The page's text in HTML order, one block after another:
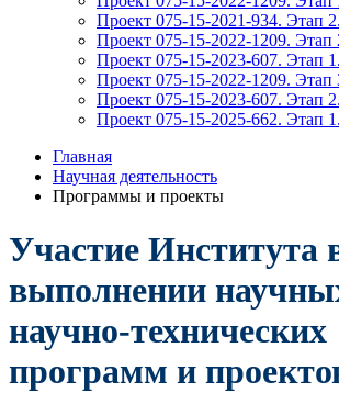
Проект 075-15-2021-934. Этап 2.
Проект 075-15-2022-1209. Этап
Проект 075-15-2023-607. Этап 1.
Проект 075-15-2022-1209. Этап
Проект 075-15-2023-607. Этап 2.
Проект 075-15-2025-662. Этап 1.
Главная
Научная деятельность
Программы и проекты
Участие Института
выполнении
научно-технических
программ и